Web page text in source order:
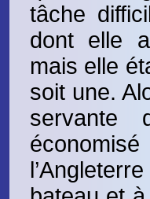
tâche
dont elle
mais elle
soit une.
servante